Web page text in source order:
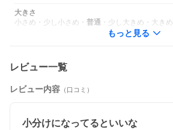
大きさ
小さめ ・ 少し小さめ ・ 普通 ・ 少し大きめ ・ 大きめ
もっと見る
レビュー一覧
レビュー内容 （口コミ）
小分けになってるといいな